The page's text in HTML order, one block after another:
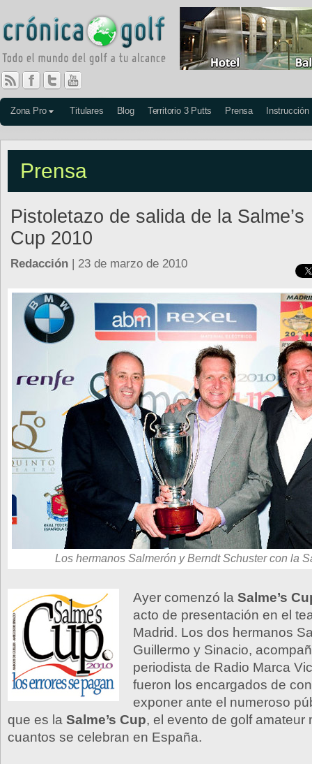
Zona Pro Titulares Blog Territorio 3 Putts Prensa Instrucción
Prensa
Pistoletazo de salida de la Salme’s
Cup 2010
Redacción | 23 de marzo de 2010
Los hermanos Salmerón y Berndt Schuster con la
Ayer comenzó la Salme’s
acto de presentación en el
Madrid. Los dos hermanos
Guillermo y Sinacio,
periodista de Radio Marca
fueron los encargados de
exponer ante el numeroso
que es la Salme’s Cup, el evento de golf amateur
cuantos se celebran en España.